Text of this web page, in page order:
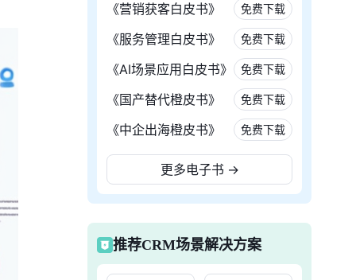
《营销获客白皮书》 免费下载
《服务管理白皮书》 免费下载
《AI场景应用白皮书》 免费下载
《国产替代橙皮书》 免费下载
《中企出海橙皮书》 免费下载
更多电子书 →
推荐CRM场景解决方案